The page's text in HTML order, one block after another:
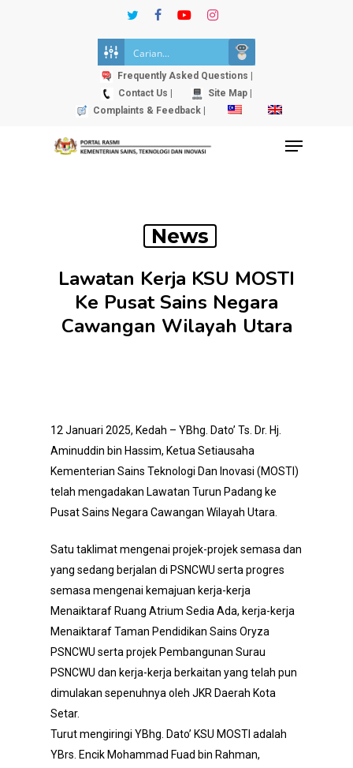
twitterfacebookyoutubeinstagram
Frequently Asked Questions |
Contact Us |
Site Map |
Complaints & Feedback |
Menu
News
Lawatan Kerja KSU MOSTI
Ke Pusat Sains Negara
Cawangan Wilayah Utara
12 Januari 2025, Kedah – YBhg. Dato’ Ts. Dr. Hj.
Aminuddin bin Hassim, Ketua Setiausaha
Kementerian Sains Teknologi Dan Inovasi (MOSTI)
telah mengadakan Lawatan Turun Padang ke
Pusat Sains Negara Cawangan Wilayah Utara.
Satu taklimat mengenai projek-projek semasa dan
yang sedang berjalan di PSNCWU serta progres
semasa mengenai kemajuan kerja-kerja
Menaiktaraf Ruang Atrium Sedia Ada, kerja-kerja
Menaiktaraf Taman Pendidikan Sains Oryza
PSNCWU serta projek Pembangunan Surau
PSNCWU dan kerja-kerja berkaitan yang telah pun
dimulakan sepenuhnya oleh JKR Daerah Kota
Setar.
Turut mengiringi YBhg. Dato’ KSU MOSTI adalah
YBrs. Encik Mohammad Fuad bin Rahman,